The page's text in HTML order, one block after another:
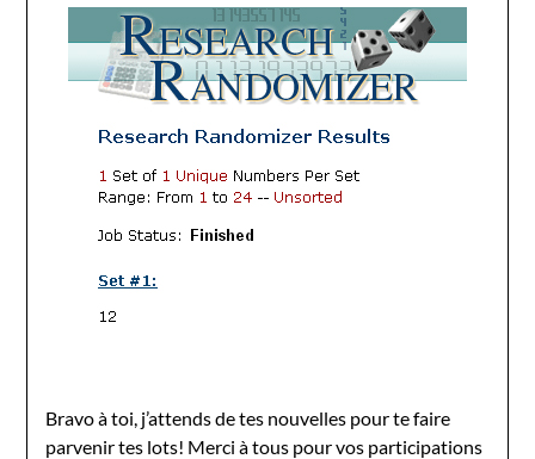
Bravo à toi, j’attends de tes nouvelles pour te faire
parvenir tes lots! Merci à tous pour vos participations